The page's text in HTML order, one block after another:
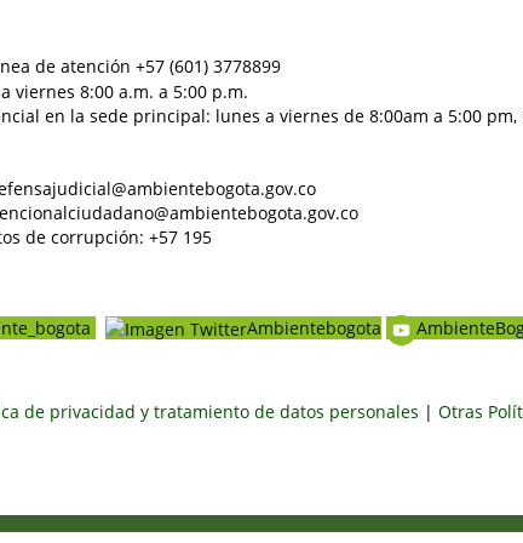
de atención +57 (601) 3778899
viernes 8:00 a.m. a 5:00 p.m.
en la sede principal: lunes a viernes de 8:00am a 5:00
de corrupción: +57 195
Ambientebogota
de privacidad y tratamiento de datos personales | Otras